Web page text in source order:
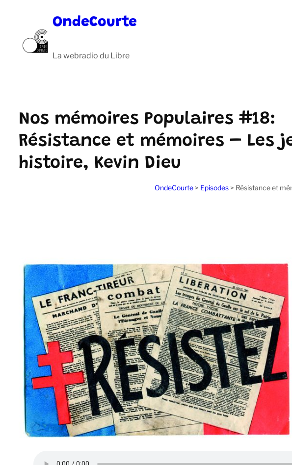
OndeCourte
La webradio du Libre
Nos mémoires Populaires #18:
Résistance et mémoires – Les
histoire, Kevin Dieu
OndeCourte> Episodes> Résistance et